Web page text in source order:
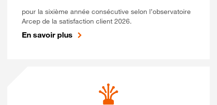
pour la sixième année consécutive selon l’observatoire
Arcep de la satisfaction client 2026.
En savoir plus